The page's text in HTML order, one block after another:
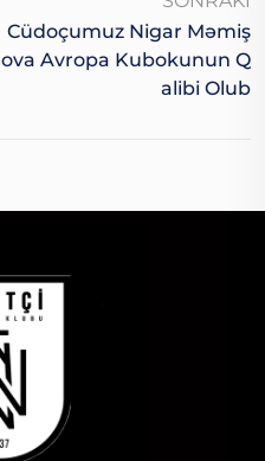
Cüdoçumuz Nigar Məmiş
Ova Avropa Kubokunun Q
Alibi Olub